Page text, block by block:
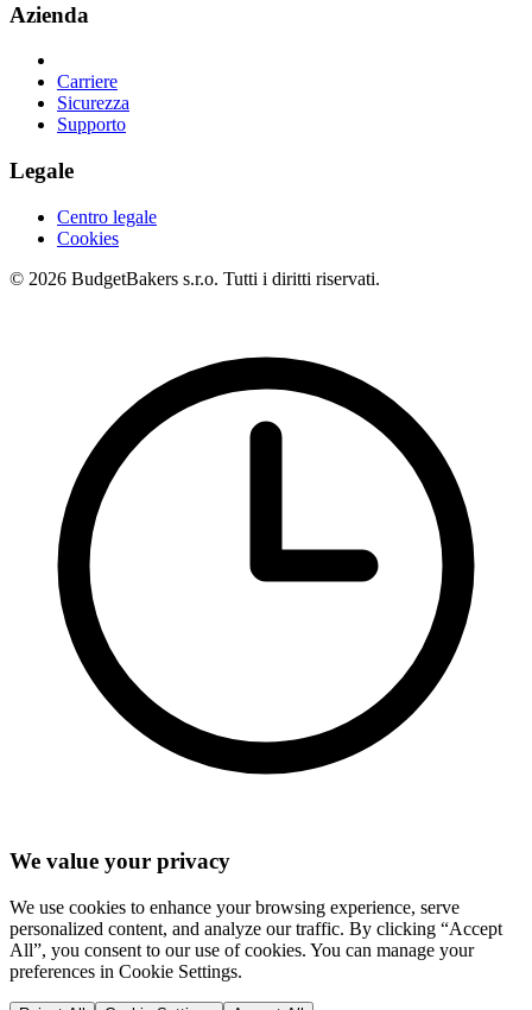
Azienda
Carriere
Sicurezza
Supporto
Legale
Centro legale
Cookies
© 2026 BudgetBakers s.r.o. Tutti i diritti riservati.
We value your privacy
We use cookies to enhance your browsing experience, serve
personalized content, and analyze our traffic. By clicking “Accept
All”, you consent to our use of cookies. You can manage your
preferences in Cookie Settings.